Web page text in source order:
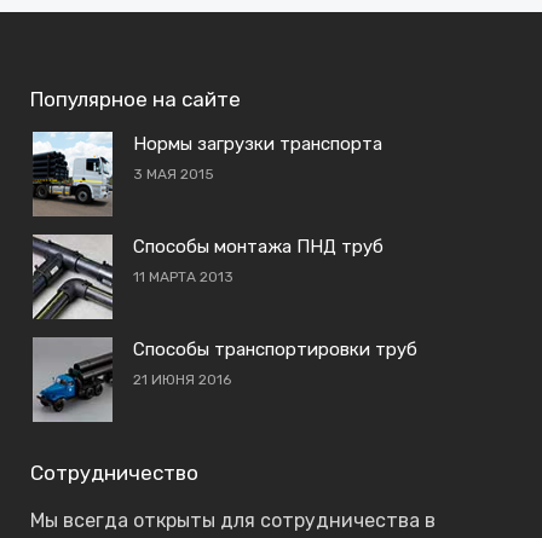
Популярное на сайте
Нормы загрузки транспорта
3 МАЯ 2015
Способы монтажа ПНД труб
11 МАРТА 2013
Способы транспортировки труб
21 ИЮНЯ 2016
Сотрудничество
Мы всегда открыты для сотрудничества в